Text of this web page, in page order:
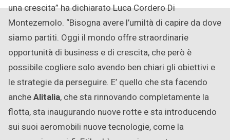
una crescita” ha dichiarato Luca Cordero Di
Montezemolo. “Bisogna avere l’umiltà di capire da dove
siamo partiti. Oggi il mondo offre straordinarie
opportunità di business e di crescita, che però è
possibile cogliere solo avendo ben chiari gli obiettivi e
le strategie da perseguire. E’ quello che sta facendo
ancheAlitalia, che sta rinnovando completamente la
flotta, sta inaugurando nuove rotte e sta introducendo
sui suoi aeromobili nuove tecnologie, come la